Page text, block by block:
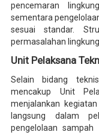
pencemaran
sementara
sesuai standar.
permasalahan
Unit Pelaksana
Selain bidang
mencakup Unit
menjalankan
langsung dalam
pengelolaan